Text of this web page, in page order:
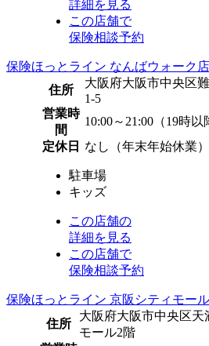
詳細を見る
この店舗で
保険相談予約
保険ほっとライン なんばウォーク店
住所
大阪府大阪市中央区
1-5
営業時
間
10:00～21:00（19時以
定休日
なし（年末年始休業）
駐車場
キッズ
この店舗の
詳細を見る
この店舗で
保険相談予約
保険ほっとライン 京阪シティモー
住所
大阪府大阪市中央区天
モール2階